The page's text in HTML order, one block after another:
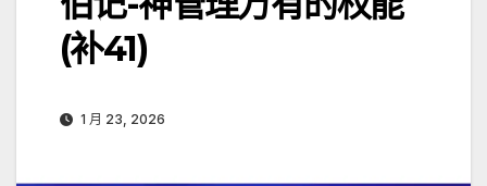
(补41)
1 月 23, 2026